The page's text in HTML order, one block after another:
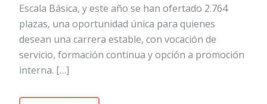
Escala Básica, y este año se han ofertado 2.764
plazas, una oportunidad única para quienes
desean una carrera estable, con vocación de
servicio, formación continua y opción a promoción
interna. […]